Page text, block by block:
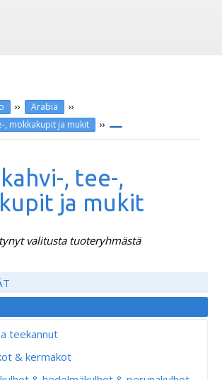
›› Arabia ››
, mokkakupit ja mukit ››
, tee-,
ja mukit
valitusta tuoteryhmästä
teekannut
& kermakot